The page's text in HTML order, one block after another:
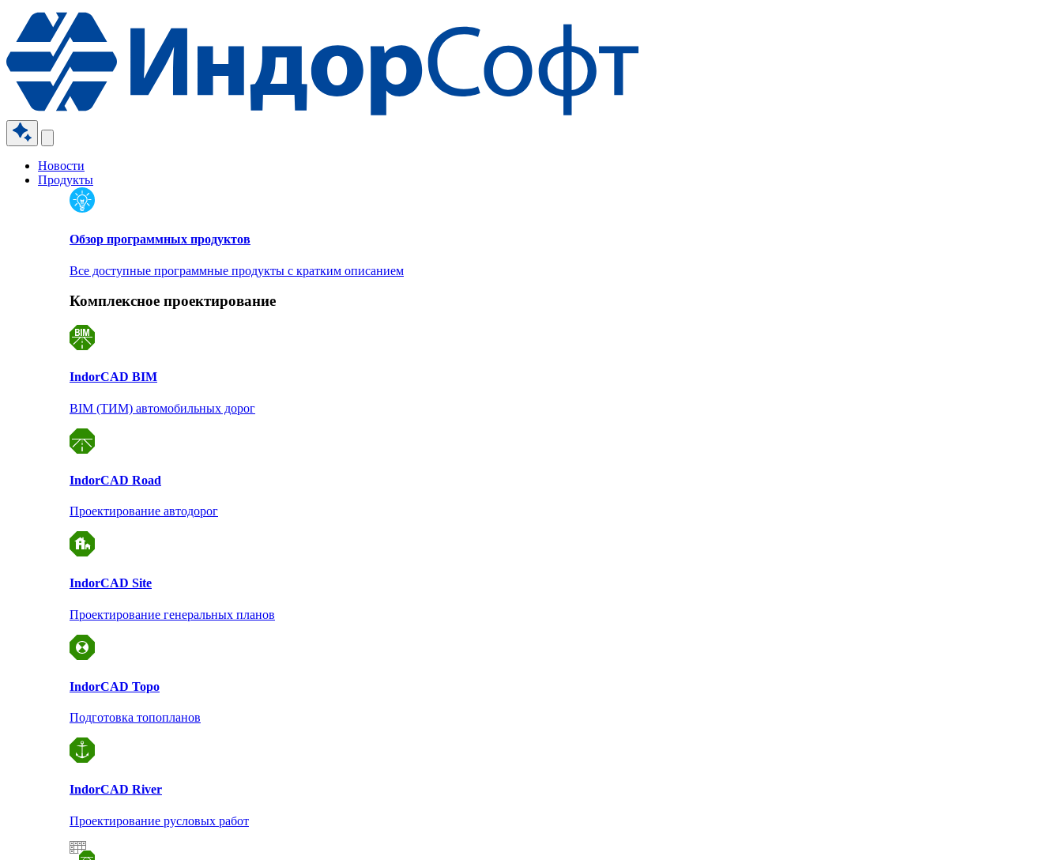
Новости
Продукты
Обзор программных продуктов
Все доступные программные продукты с кратким описанием
Комплексное проектирование
IndorCAD BIM
BIM (ТИМ) автомобильных дорог
IndorCAD Road
Проектирование автодорог
IndorCAD Site
Проектирование генеральных планов
IndorCAD Topo
Подготовка топопланов
IndorCAD River
Проектирование русловых работ